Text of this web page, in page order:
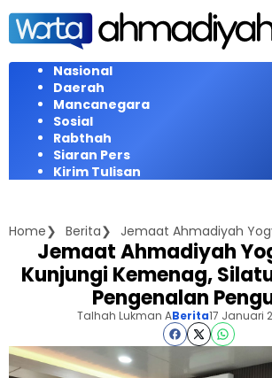
Langsung
konten
Nasional
Daerah
Mancanegara
Sosial
Rabthah
Siaran Pers
Kirim Tulisan
Home Berita
Jemaat Ahmadiyah
Kunjungi Kemenag,
Pengenalan
Talhah Lukman ABerita17 Januari